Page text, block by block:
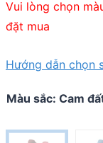
Vui lòng chọn
đặt mua
Hướng dẫn chọn
Màu sắc: Cam